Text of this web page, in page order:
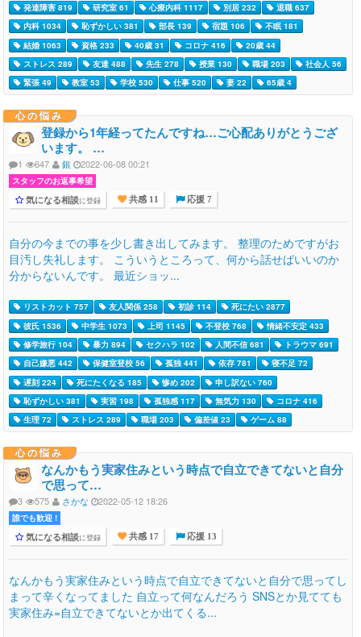
発達障害 819
研究室 61 心療内科 1117 別居 232
退職 637
内科 1034
恥ずかしい 381 部長 139 宿題 106
不眠 181
結婚 1063
資格 233 40歳 31 コロナ 416
20歳 44
ストレス 289
友達 488 先生 278 授業 130 職場 203
社会人 56
緊張 49
教室 53 学校 530 仕事 520 妻 22 65歳 4
心の悩み
登録から1年経ってたんですね…ご心配ありがとうござ
います。 …
1 647 銀 2022-06-08 00:21
スタッフのお返事希望
気になる相談に登録 共感 11 応援 7
自分の今までの事を少し書き出してみます。 整理のためですがお
目汚し失礼します。 こういうところって、何から話せばいいのか
分からないんです。 最近ショッ...
リストカット 757 友人関係 258 初診 114
死にたい 2877
彼氏 1536
中学生 1073 上司 1145 不登校 768
情緒不安定 433
修学旅行 104
暴力 894 セクハラ 102 人間不信 681
トラウマ 691
自己嫌悪 442
保健室登校 56 孤独 441 依存 781
寝不足 72
遅刻 224
死にたくなる 185 惨め 202
申し訳ない 760
恥ずかしい 381
実習 198 孤独感 117 無気力 130
コロナ 416
生理 72
ストレス 289 職場 203 偏差値 23 ゲーム 88
心の悩み
なんかもう実家住みという時点で自立できてないと自分
で思って…
3 575 さかな 2022-05-12 18:26
誰でも歓迎 !
気になる相談に登録 共感 17 応援 13
なんかもう実家住みという時点で自立できてないと自分で思ってし
まって辛くなってました 自立って何なんだろう SNSとか見てても
実家住み=自立できてないとか出てくる...